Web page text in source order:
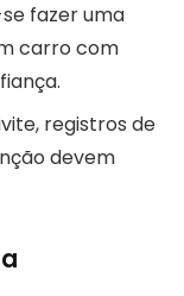
fazer uma
carro com
registros de
devem